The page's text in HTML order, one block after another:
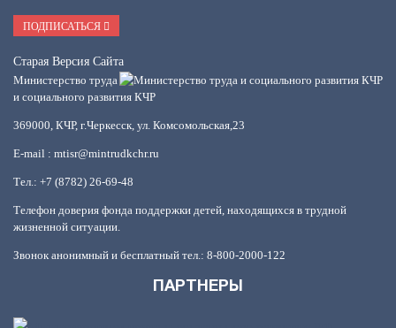
Mail
ПОДПИСАТЬСЯ
Старая Версия Сайта
Министерство труда
и социального развития КЧР
369000, КЧР, г.Черкесск, ул. Комсомольская,23
E-mail : mtisr@mintrudkchr.ru
Тел.: +7 (8782) 26-69-48
Телефон доверия фонда поддержки детей, находящихся в трудной
жизненной ситуации.
Звонок анонимный и бесплатный тел.: 8-800-2000-122
ПАРТНЕРЫ